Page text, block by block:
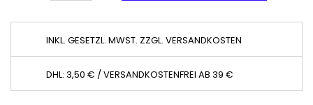
INKL. GESETZL. MWST. ZZGL. VERSANDKOSTEN
DHL: 3,50 € / VERSANDKOSTENFREI AB 39 €